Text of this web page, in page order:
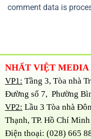
comment data is
NHẤT VIỆT MEDIA
VP1: Tầng 3, Tòa nhà
Đường số 7, Phường
VP2: Lầu 3 Tòa nhà
Thạnh, TP. Hồ Chí Minh
Điện thoại: (028) 665